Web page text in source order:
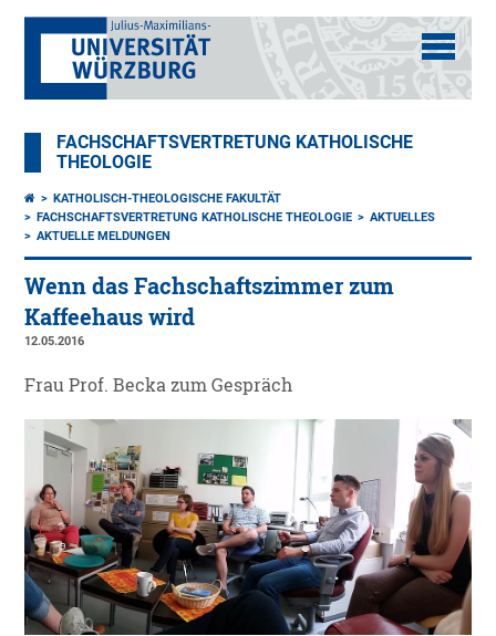
FACHSCHAFTSVERTRETUNG KATHOLISCHE
THEOLOGIE
KATHOLISCH-THEOLOGISCHE FAKULTÄT
FACHSCHAFTSVERTRETUNG KATHOLISCHE THEOLOGIE
AKTUELLES
AKTUELLE MELDUNGEN
Wenn das Fachschaftszimmer zum
Kaffeehaus wird
12.05.2016
Frau Prof. Becka zum Gespräch